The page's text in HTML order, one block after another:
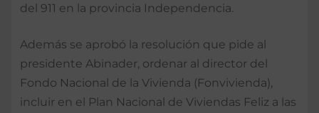
del 911 en la provincia Independencia.
Además se aprobó la resolución que pide al
presidente Abinader, ordenar al director del
Fondo Nacional de la Vivienda (Fonvivienda),
incluir en el Plan Nacional de Viviendas Feliz a las